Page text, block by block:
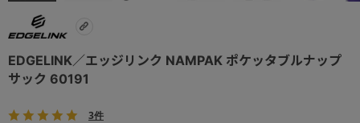
EDGELINK／エッジリンク NAMPAK ポケッタブルナップ
サック 60191
3件